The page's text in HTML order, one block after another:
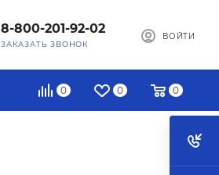
8-800-201-92-02
ЗАКАЗАТЬ ЗВОНОК
ВОЙТИ
0 0 0